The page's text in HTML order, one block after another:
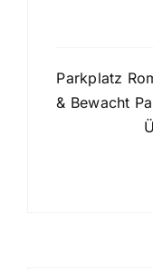
Parkplatz
& Bewacht